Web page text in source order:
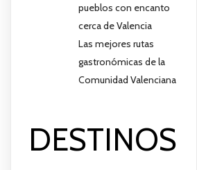
pueblos con encanto
cerca de Valencia
Las mejores rutas
gastronómicas de la
Comunidad Valenciana
DESTINOS